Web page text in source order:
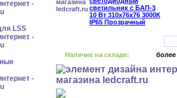
LSS
Наличие на складе: более